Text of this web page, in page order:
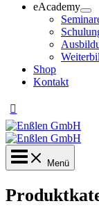
eAcademy
Shop
Kontakt
Menü